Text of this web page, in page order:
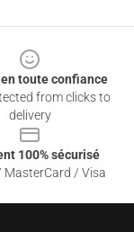
toute confiance
from clicks to
delivery
100% sécurisé
MasterCard / Visa